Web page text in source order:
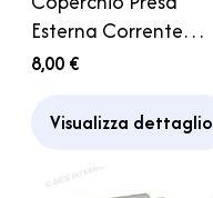
Esterna Corrente
colore grigio Camper
8,00 €
Visualizza dettaglio